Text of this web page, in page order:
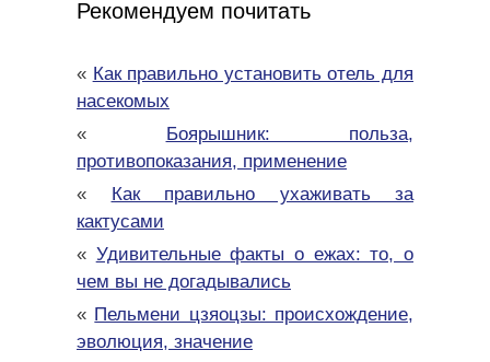
Рекомендуем почитать
« Как правильно установить отель для
насекомых
« Боярышник: польза,
противопоказания, применение
« Как правильно ухаживать за
кактусами
« Удивительные факты о ежах: то, о
чем вы не догадывались
« Пельмени цзяоцзы: происхождение,
эволюция, значение